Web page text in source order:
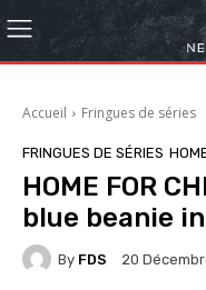
Accueil Fringues de séries
FRINGUES DE SÉRIES
HOME FOR
blue beanie
By FDS 20